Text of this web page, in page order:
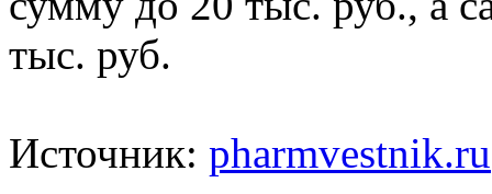
тыс. руб.
Источник: pharmvestnik.ru